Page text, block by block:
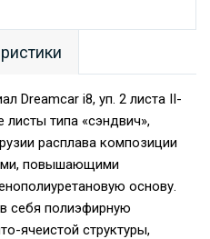
Dreamcar i8, уп. 2 листа II-
листы типа «сэндвич»,
расплава композиции
повышающими
основу.
себя полиэфирную
ячеистой структуры,